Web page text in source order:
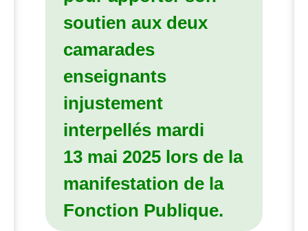
soutien aux deux
camarades
enseignants
injustement
interpellés mardi
13 mai 2025 lors de la
manifestation de la
Fonction Publique.